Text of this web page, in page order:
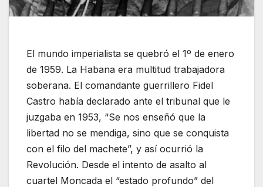
El mundo imperialista se quebró el 1º de enero
de 1959. La Habana era multitud trabajadora
soberana. El comandante guerrillero Fidel
Castro había declarado ante el tribunal que le
juzgaba en 1953, “Se nos enseñó que la
libertad no se mendiga, sino que se conquista
con el filo del machete”, y así ocurrió la
Revolución. Desde el intento de asalto al
cuartel Moncada el “estado profundo” del